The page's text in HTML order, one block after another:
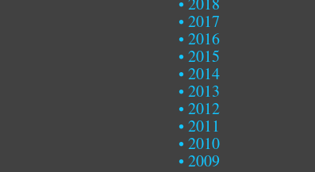
2017
2016
2015
2014
2013
2012
2011
2010
2009